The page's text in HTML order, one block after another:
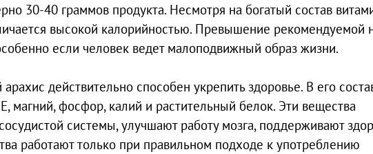
30-40 граммов продукта. Несмотря на богатый состав
высокой калорийностью. Превышение рекомендуемой
если человек ведет малоподвижный образ жизни.
действительно способен укрепить здоровье. В его
магний, фосфор, калий и растительный белок. Эти вещества
системы, улучшают работу мозга, поддерживают
работают только при правильном подходе к употреблению